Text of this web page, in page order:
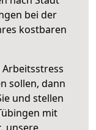
bei der
kostbaren
sollen, dann
und stellen
mit